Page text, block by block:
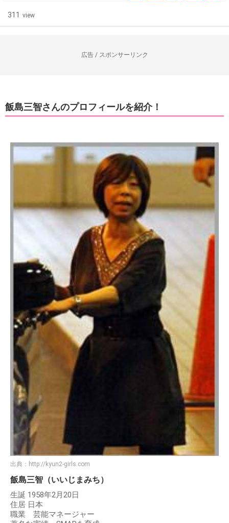
311 view
広告 / スポンサーリンク
飯島三智さんのプロフィールを紹介！
出典： http://kyun2-girls.com
飯島三智（いいじまみち）
生誕 1958年2月20日
住居 日本
職業 芸能マネージャー